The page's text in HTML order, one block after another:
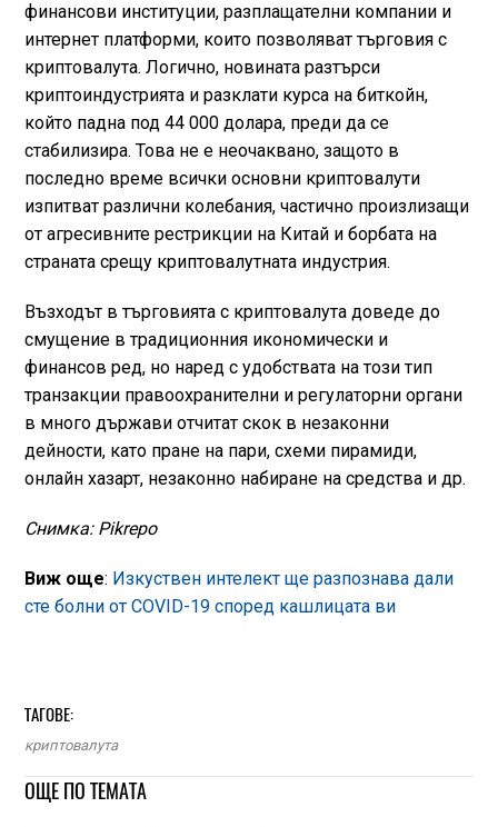
финансови институции, разплащателни компании и
интернет платформи, които позволяват търговия с
криптовалута. Логично, новината разтърси
криптоиндустрията и разклати курса на биткойн,
който падна под 44 000 долара, преди да се
стабилизира. Това не е неочаквано, защото в
последно време всички основни криптовалути
изпитват различни колебания, частично произлизащи
от агресивните рестрикции на Китай и борбата на
страната срещу криптовалутната индустрия.
Възходът в търговията с криптовалута доведе до
смущение в традиционния икономически и
финансов ред, но наред с удобствата на този тип
транзакции правоохранителни и регулаторни органи
в много държави отчитат скок в незаконни
дейности, като пране на пари, схеми пирамиди,
онлайн хазарт, незаконно набиране на средства и др.
Снимка: Pikrepo
Виж още: Изкуствен интелект ще разпознава дали
сте болни от COVID-19 според кашлицата ви
ТАГОВЕ:
криптовалута
ОЩЕ ПО ТЕМАТА